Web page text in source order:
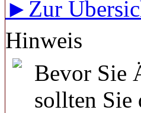
►Zur
Hinweis
Bevor Sie
sollten Sie